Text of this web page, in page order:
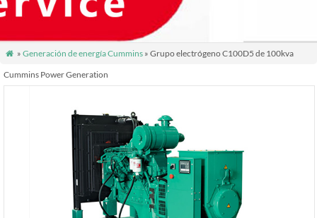
 » Generación de energía Cummins» Grupo electrógeno C100D5 de 100kva
Cummins Power Generation